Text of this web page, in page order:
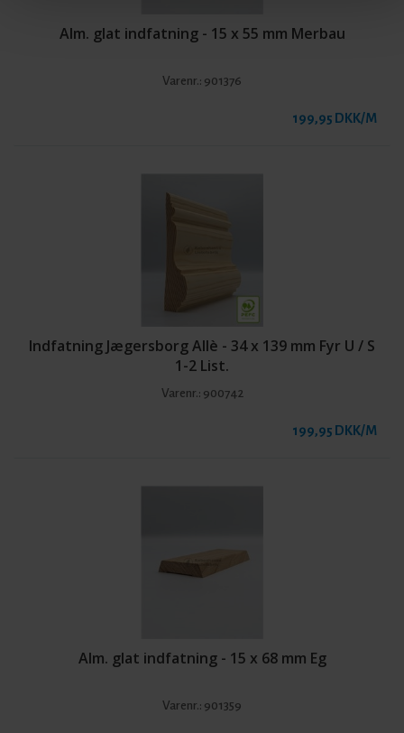
Alm. glat indfatning - 15 x 55 mm Merbau
Varenr.: 901376
199,95 DKK/M
Indfatning Jægersborg Allè - 34 x 139 mm Fyr U / S
1-2 List.
Varenr.: 900742
199,95 DKK/M
Alm. glat indfatning - 15 x 68 mm Eg
Varenr.: 901359